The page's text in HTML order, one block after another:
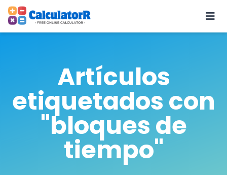
Artículos
etiquetados con
"bloques de
tiempo"